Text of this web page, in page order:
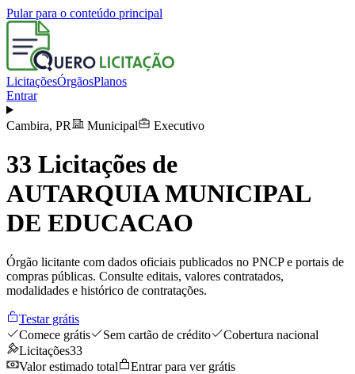
Pular para o conteúdo principal
LicitaçõesÓrgãosPlanos
Entrar
Cambira, PR Municipal Executivo
33 Licitações de
AUTARQUIA MUNICIPAL
DE EDUCACAO
Órgão licitante com dados oficiais publicados no PNCP e portais de
compras públicas. Consulte editais, valores contratados,
modalidades e histórico de contratações.
Testar grátis
Comece grátis
Sem cartão de crédito
Cobertura nacional
Licitações33
Valor estimado total
Entrar para ver grátis